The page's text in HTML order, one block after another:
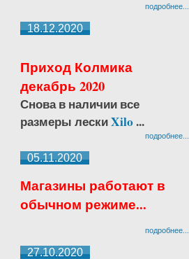
подробнее...
18.12.2020
Приход Колмика
декабрь 2020
Снова в наличии все
размеры лескиXilo...
подробнее...
05.11.2020
Магазины работают в
обычном режиме...
подробнее...
27.10.2020